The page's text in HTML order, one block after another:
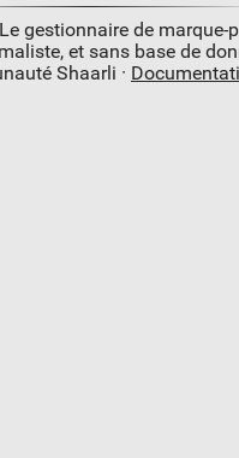
gestionnaire de marque-
et sans base de
Shaarli ·